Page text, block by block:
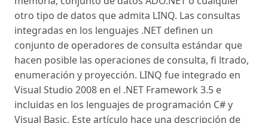
otro tipo de datos que admita LINQ. Las consultas
integradas en los lenguajes .NET definen un
conjunto de operadores de consulta estándar que
hacen posible las operaciones de consulta, fi ltrado,
enumeración y proyección. LINQ fue integrado en
Visual Studio 2008 en el .NET Framework 3.5 e
incluidas en los lenguajes de programación C# y
Visual Basic. Este artículo hace una descripción de